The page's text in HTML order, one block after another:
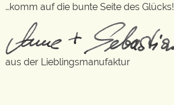
…komm auf die bunte Seite des Glücks!
aus der Lieblingsmanufaktur